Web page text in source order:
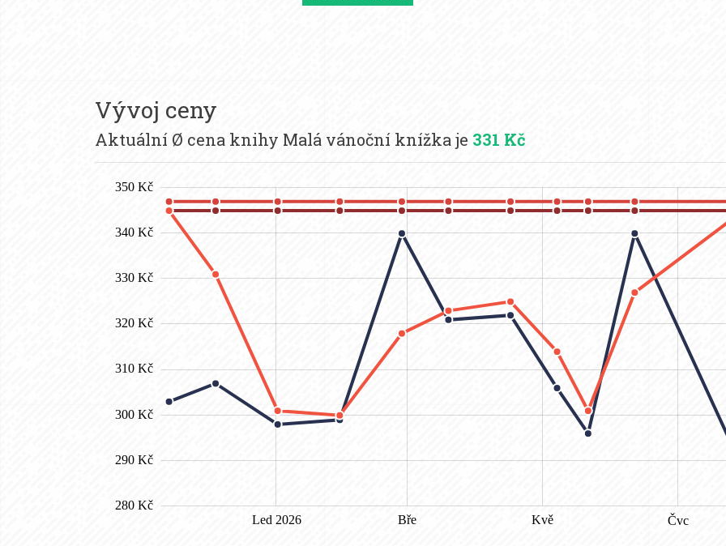
Vývoj ceny
Aktuální Ø cena knihy Malá vánoční knížka je 331 Kč